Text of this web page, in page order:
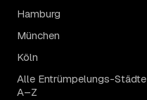
Hamburg
München
Köln
Alle Entrümpelungs-Städte
A–Z